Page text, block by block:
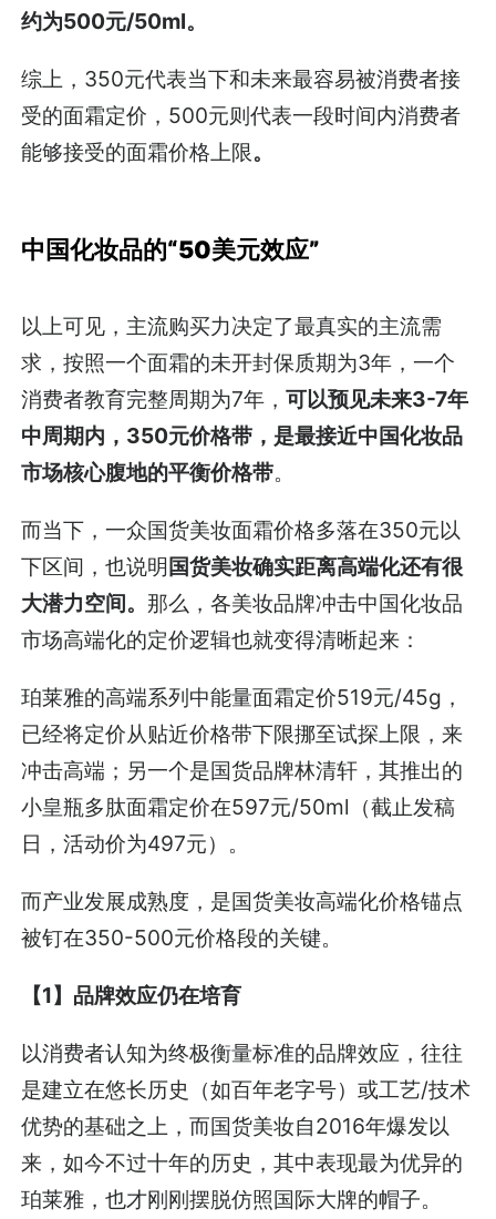
约为500元/50ml。
综上，350元代表当下和未来最容易被消费者接
受的面霜定价，500元则代表一段时间内消费者
能够接受的面霜价格上限。
中国化妆品的“50美元效应”
以上可见，主流购买力决定了最真实的主流需
求，按照一个面霜的未开封保质期为3年，一个
消费者教育完整周期为7年，可以预见未来3-7年
中周期内，350元价格带，是最接近中国化妆品
市场核心腹地的平衡价格带。
而当下，一众国货美妆面霜价格多落在350元以
下区间，也说明国货美妆确实距离高端化还有很
大潜力空间。 那么，各美妆品牌冲击中国化妆品
市场高端化的定价逻辑也就变得清晰起来：
珀莱雅的高端系列中能量面霜定价519元/45g，
已经将定价从贴近价格带下限挪至试探上限，来
冲击高端；另一个是国货品牌林清轩，其推出的
小皇瓶多肽面霜定价在597元/50ml（截止发稿
日，活动价为497元）。
而产业发展成熟度，是国货美妆高端化价格锚点
被钉在350-500元价格段的关键。
【1】品牌效应仍在培育
以消费者认知为终极衡量标准的品牌效应，往往
是建立在悠长历史（如百年老字号）或工艺/技术
优势的基础之上，而国货美妆自2016年爆发以
来，如今不过十年的历史，其中表现最为优异的
珀莱雅，也才刚刚摆脱仿照国际大牌的帽子。